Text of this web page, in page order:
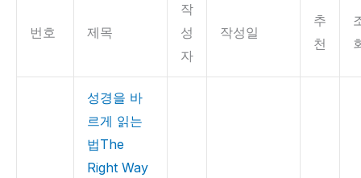
번호 제목
작
성
자
작성일
추
천
성경을 바
르게 읽는
법The
Right Way